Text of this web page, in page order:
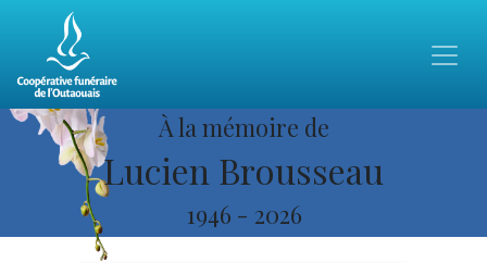
À la mémoire de
Lucien Brousseau
1946 - 2026